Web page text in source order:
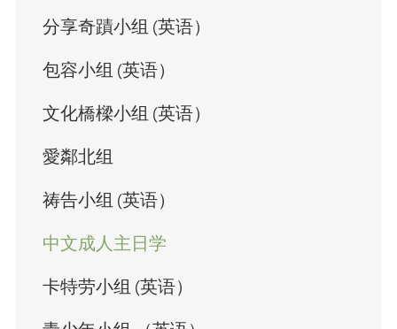
分享奇蹟小组 (英语）
包容小组 (英语）
文化橋樑小组 (英语）
愛鄰北组
祷告小组 (英语）
中文成人主日学
卡特劳小组 (英语）